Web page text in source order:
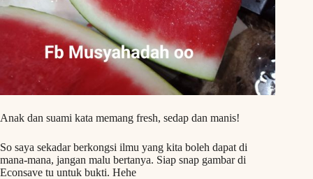
Anak dan suami kata memang fresh, sedap dan manis!
So saya sekadar berkongsi ilmu yang kita boleh dapat di
mana-mana, jangan malu bertanya. Siap snap gambar di
Econsave tu untuk bukti. Hehe